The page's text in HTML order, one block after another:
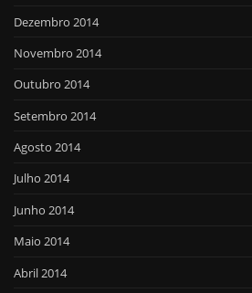
Dezembro 2014
Novembro 2014
Outubro 2014
Setembro 2014
Agosto 2014
Julho 2014
Junho 2014
Maio 2014
Abril 2014